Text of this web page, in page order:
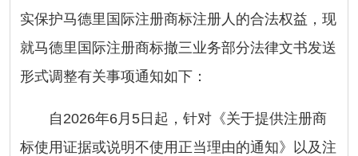
实保护马德里国际注册商标注册人的合法权益，现
就马德里国际注册商标撤三业务部分法律文书发送
形式调整有关事项通知如下：
自2026年6月5日起，针对《关于提供注册商
标使用证据或说明不使用正当理由的通知》以及注